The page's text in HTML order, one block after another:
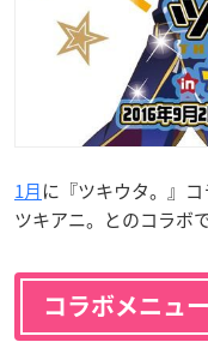
1月に『ツキウタ。』
ツキアニ。とのコラボで
コラボメニュー